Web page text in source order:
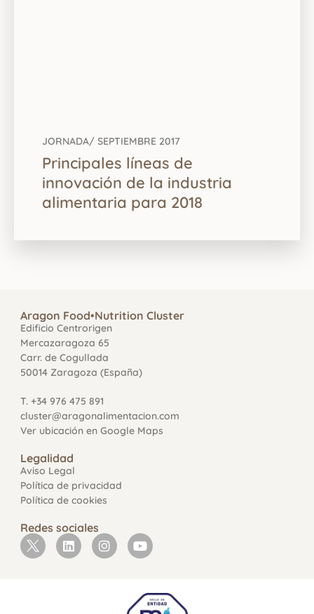
JORNADA/ SEPTIEMBRE 2017
Principales líneas de
innovación de la industria
alimentaria para 2018
Aragon Food•Nutrition Cluster
Edificio Centrorigen
Mercazaragoza 65
Carr. de Cogullada
50014 Zaragoza (España)
T. +34 976 475 891
cluster@aragonalimentacion.com
Ver ubicación en Google Maps
Legalidad
Aviso Legal
Política de privacidad
Política de cookies
Redes sociales